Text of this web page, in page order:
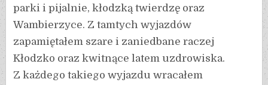
parki i pijalnie, kłodzką twierdzę oraz
Wambierzyce. Z tamtych wyjazdów
zapamiętałem szare i zaniedbane raczej
Kłodzko oraz kwitnące latem uzdrowiska.
Z każdego takiego wyjazdu wracałem